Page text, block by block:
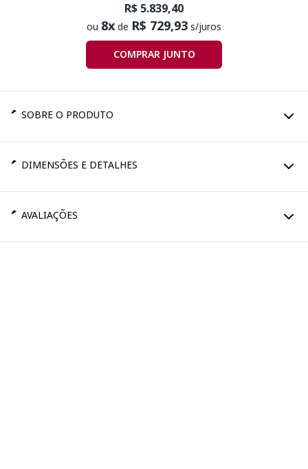
R$ 5.839,40
ou 8x de R$ 729,93 s/juros
COMPRAR JUNTO
SOBRE O PRODUTO
DIMENSÕES E DETALHES
AVALIAÇÕES